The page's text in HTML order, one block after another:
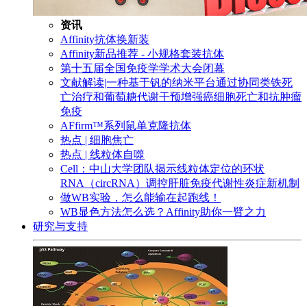
资讯
Affinity抗体换新装
Affinity新品推荐 - 小规格套装抗体
第十五届全国免疫学学术大会闭幕
文献解读|一种基于钒的纳米平台通过协同类铁死
亡治疗和葡萄糖代谢干预增强癌细胞死亡和抗肿瘤
免疫
AFfirm™系列鼠单克隆抗体
热点 | 细胞焦亡
热点 | 线粒体自噬
Cell：中山大学团队揭示线粒体定位的环状
RNA（circRNA）调控肝脏免疫代谢性炎症新机制
做WB实验，怎么能输在起跑线！
WB显色方法怎么选？Affinity助你一臂之力
研究与支持